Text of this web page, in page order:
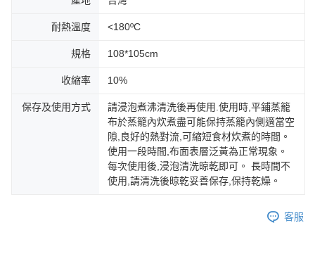
耐熱溫度 <180ºC
規格 108*105cm
收縮率 10%
保存及使用方式
請浸泡煮沸清洗後再使用.使用時,平鋪蒸籠
布於蒸籠內炊煮盡可能保持蒸籠內側適當空
隙,良好的熱對流,可縮短食材炊煮的時間。
使用一段時間,布面表層泛黃為正常現象。
每次使用後,浸泡清洗晾乾即可。 長時間不
使用,請清洗後晾乾妥善保存,保持乾燥。
客服